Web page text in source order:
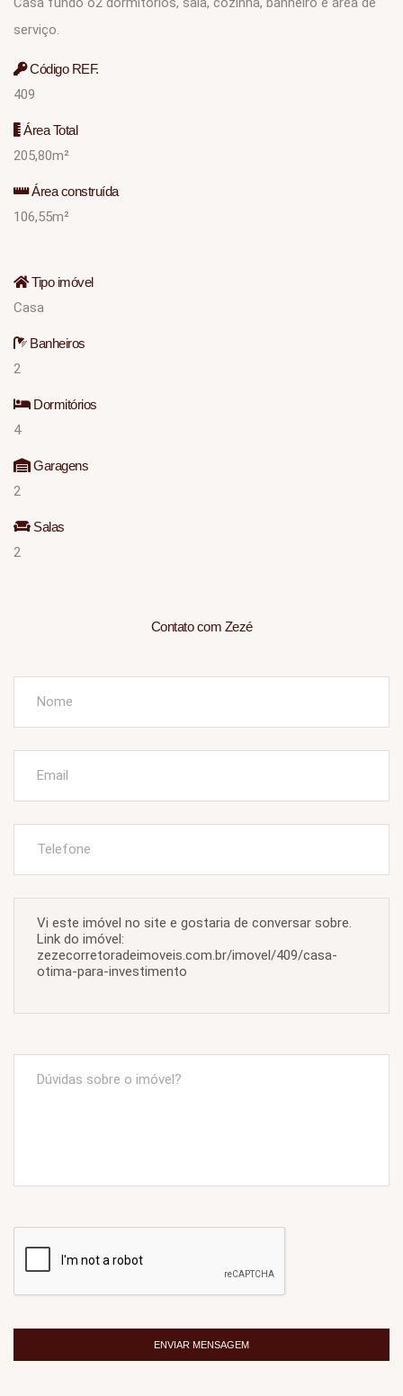
serviço.
Código REF.
409
Área Total
205,80m²
Área construída
106,55m²
Tipo imóvel
Casa
Banheiros
2
Dormitórios
4
Garagens
2
Salas
2
Contato com Zezé
ENVIAR MENSAGEM